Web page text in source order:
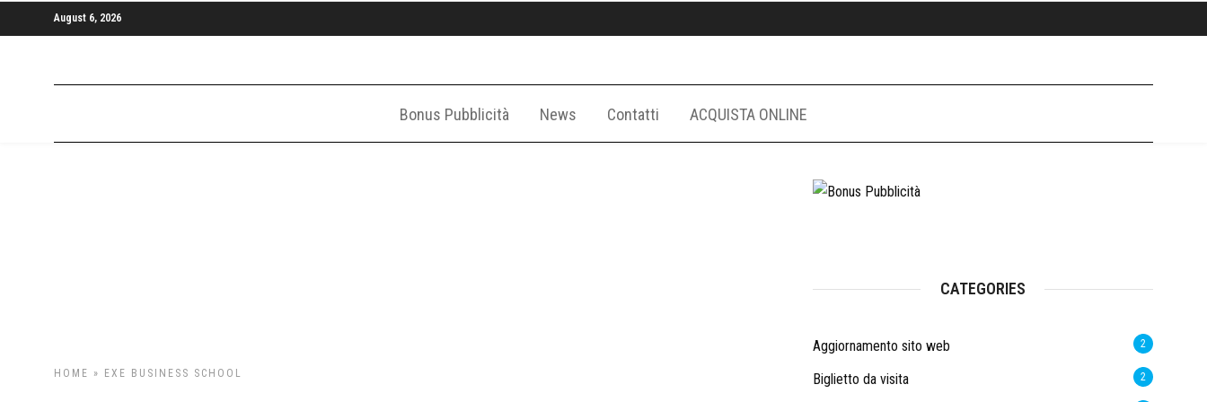
August 6, 2026
Bonus Pubblicità News Contatti ACQUISTA ONLINE
HOME » EXE BUSINESS SCHOOL
CATEGORIES
Aggiornamento sito web 2
Biglietto da visita 2